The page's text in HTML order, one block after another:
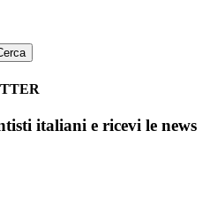
italiani e ricevi le news